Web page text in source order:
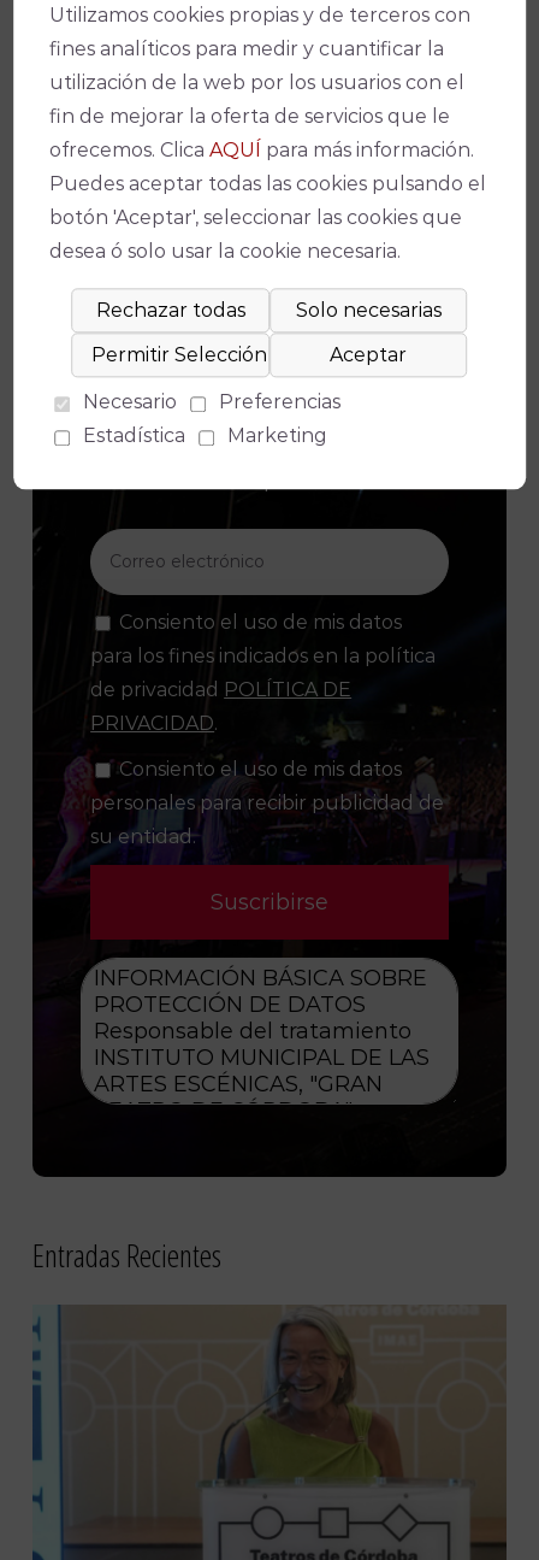
Gabinete de Prensa IMAE
Facebook
X WhatsApp
Email
Copy
Link
¡No te pierdas nada!
Suscríbete a nuestro boletín para
estar al día de la actualidad y de los
Consiento el uso de mis datos
para los fines indicados en la política
de privacidad POLÍTICA DE
PRIVACIDAD.
Consiento el uso de mis datos
personales para recibir publicidad de
su entidad.
Entradas Recientes
Utilizamos cookies propias y de terceros con
fines analíticos para medir y cuantificar la
utilización de la web por los usuarios con el
fin de mejorar la oferta de servicios que le
ofrecemos. ClicaAQUÍ
para más información.
Puedes aceptar todas las cookies pulsando el
botón 'Aceptar', seleccionar las cookies que
desea ó solo usar la cookie necesaria.
Necesario
Preferencias
Estadística
Marketing